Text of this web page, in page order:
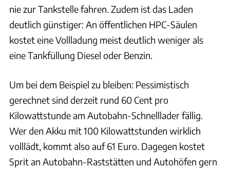
nie zur Tankstelle fahren. Zudem ist das Laden
deutlich günstiger: An öffentlichen HPC-Säulen
kostet eine Vollladung meist deutlich weniger als
eine Tankfüllung Diesel oder Benzin.
Um bei dem Beispiel zu bleiben: Pessimistisch
gerechnet sind derzeit rund 60 Cent pro
Kilowattstunde am Autobahn-Schnelllader fällig.
Wer den Akku mit 100 Kilowattstunden wirklich
volllädt, kommt also auf 61 Euro. Dagegen kostet
Sprit an Autobahn-Raststätten und Autohöfen gern